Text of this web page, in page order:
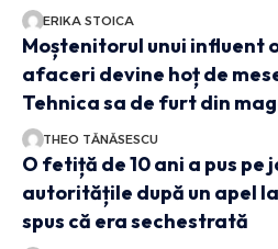
ERIKA STOICA
Moștenitorul unui influent
afaceri devine hoț de
Tehnica sa de furt din
THEO TĂNĂSESCU
O fetiță de 10 ani a pus pe
autoritățile după un apel la
spus că era sechestrată